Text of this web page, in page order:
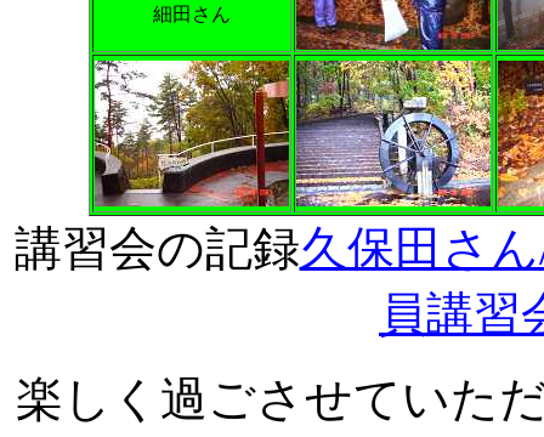
細田さん
講習会の記録久保田さ
員講習
楽しく過ごさせていた